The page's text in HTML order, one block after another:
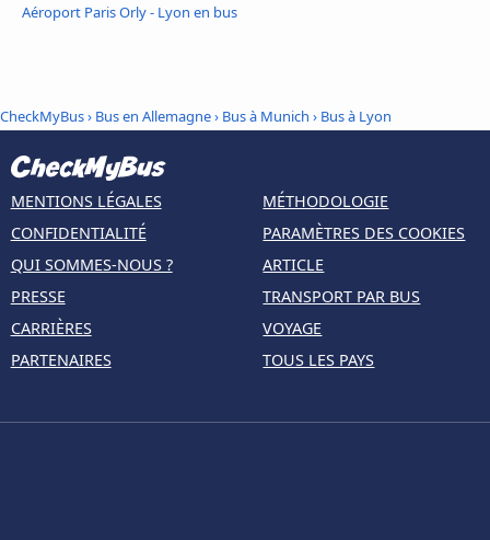
Aéroport Paris Orly - Lyon en bus
CheckMyBus› Bus en Allemagne› Bus à Munich › Bus à Lyon
MENTIONS LÉGALES
CONFIDENTIALITÉ
QUI SOMMES-NOUS ?
PRESSE
CARRIÈRES
PARTENAIRES
MÉTHODOLOGIE
PARAMÈTRES DES COOKIES
ARTICLE
TRANSPORT PAR BUS
VOYAGE
TOUS LES PAYS